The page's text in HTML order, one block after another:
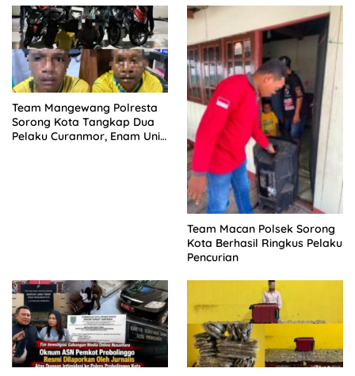
SETELAH SIDANG TUNTUTAN
DITUNDA
Team Mangewang Polresta
Sorong Kota Tangkap Dua
Pelaku Curanmor, Enam Unit
Team Macan Polsek Sorong
Kota Berhasil Ringkus Pelaku
Pencurian